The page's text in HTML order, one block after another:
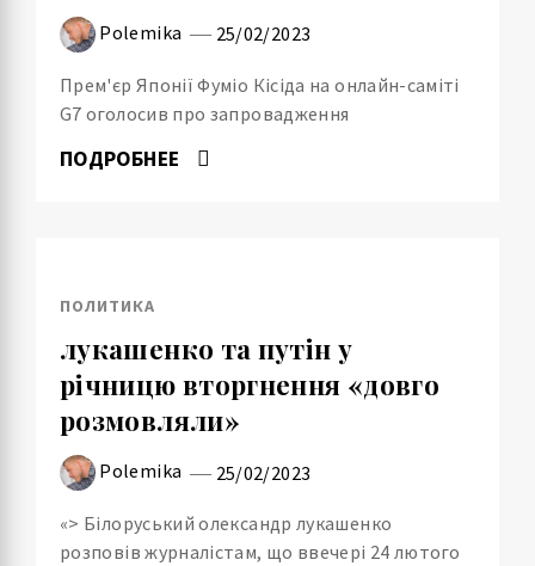
Polemika 25/02/2023
Прем'єр Японії Фуміо Кісіда на онлайн-саміті
G7 оголосив про запровадження
ПОДРОБНЕЕ
ПОЛИТИКА
лукашенко та путін у
річницю вторгнення «довго
розмовляли»
Polemika 25/02/2023
«> Білоруський олександр лукашенко
розповів журналістам, що ввечері 24 лютого